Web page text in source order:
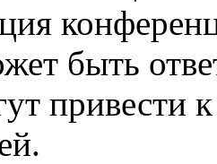
быть
привести